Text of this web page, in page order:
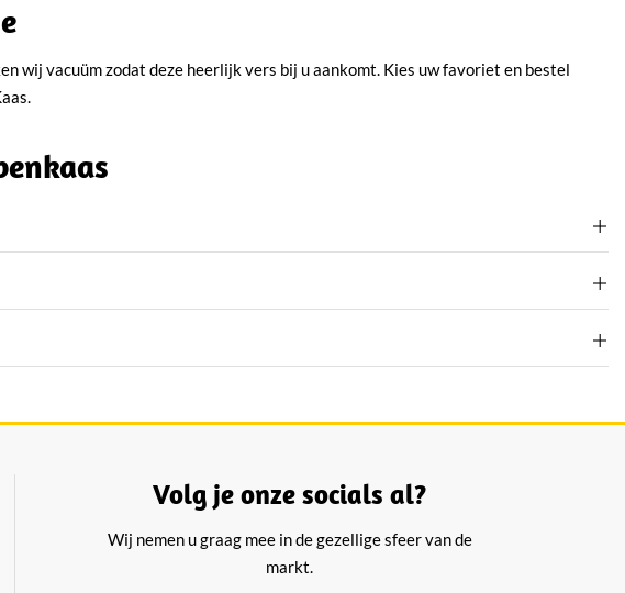
wij vacuüm zodat deze heerlijk vers bij u aankomt. Kies uw favoriet en bestel
Volg je onze socials al?
Wij nemen u graag mee in de gezellige sfeer van de
markt.